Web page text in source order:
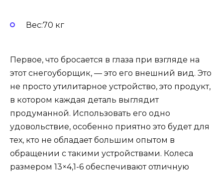
Вес:70 кг
Первое, что бросается в глаза при взгляде на
этот снегоуборщик, — это его внешний вид. Это
не просто утилитарное устройство, это продукт,
в котором каждая деталь выглядит
продуманной. Использовать его одно
удовольствие, особенно приятно это будет для
тех, кто не обладает большим опытом в
обращении с такими устройствами. Колеса
размером 13×4,1-6 обеспечивают отличную